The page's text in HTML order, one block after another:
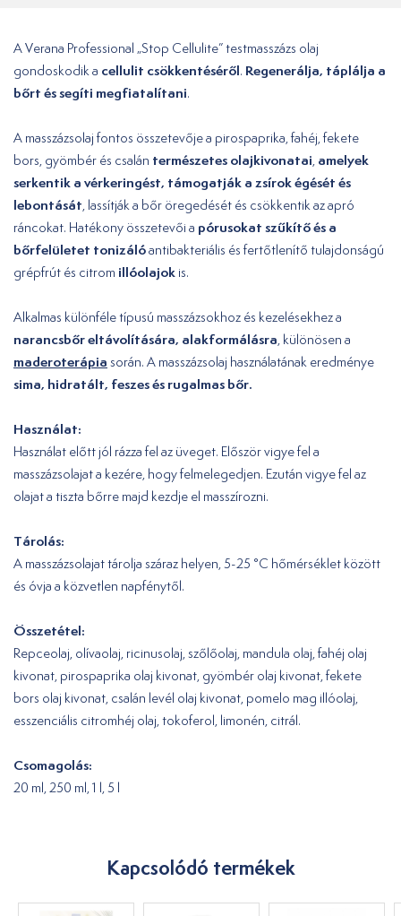
A Verana Professional „Stop Cellulite” testmasszázs olaj
gondoskodik a cellulit csökkentéséről. Regenerálja, táplálja a
bőrt és segíti megfiatalítani.
A masszázsolaj fontos összetevője a pirospaprika, fahéj, fekete
bors, gyömbér és csalán természetes olajkivonatai amelyek
serkentik a vérkeringést, támogatják a zsírok égését és
lebontását , lassítják a bőr öregedését és csökkentik az apró
ráncokat. Hatékony összetevői a pórusokat szűkítő és a
bőrfelületet tonizálóantibakteriális és fertőtlenítő tulajdonságú
grépfrút és citrom illóolajok is.
Alkalmas különféle típusú masszázsokhoz és kezelésekhez a
narancsbőr eltávolítására, alakformálásra , különösen a
maderoterápia során. A masszázsolaj használatának eredménye
sima, hidratált, feszes és rugalmas bőr.
Használat:
Használat előtt jól rázza fel az üveget. Először vigye fel a
masszázsolajat a kezére, hogy felmelegedjen. Ezután vigye fel az
olajat a tiszta bőrre majd kezdje el masszírozni.
Tárolás:
A masszázsolajat tárolja száraz helyen, 5-25 °C hőmérséklet között
és óvja a közvetlen napfénytől.
Összetétel:
Repceolaj, olívaolaj, ricinusolaj, szőlőolaj, mandula olaj, fahéj olaj
kivonat, pirospaprika olaj kivonat, gyömbér olaj kivonat, fekete
bors olaj kivonat, csalán levél olaj kivonat, pomelo mag illóolaj,
esszenciális citromhéj olaj, tokoferol, limonén, citrál.
Csomagolás:
20 ml, 250 ml, 1 l, 5 l
Kapcsolódó termékek